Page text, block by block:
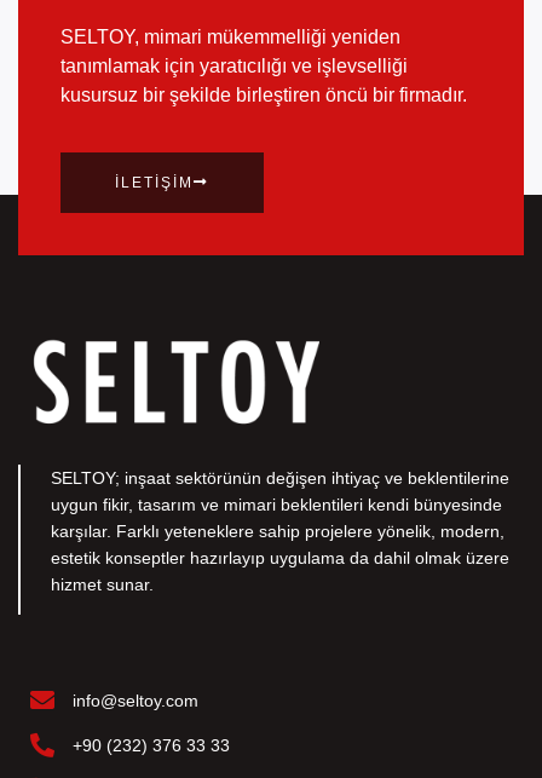
SELTOY, mimari mükemmelliği yeniden
tanımlamak için yaratıcılığı ve işlevselliği
kusursuz bir şekilde birleştiren öncü bir firmadır.
İLETIŞIM
SELTOY; inşaat sektörünün değişen ihtiyaç ve beklentilerine
uygun fikir, tasarım ve mimari beklentileri kendi bünyesinde
karşılar. Farklı yeteneklere sahip projelere yönelik, modern,
estetik konseptler hazırlayıp uygulama da dahil olmak üzere
hizmet sunar.
info@seltoy.com
+90 (232) 376 33 33